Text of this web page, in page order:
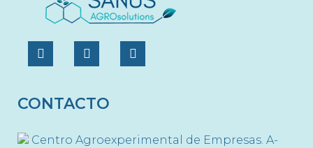
CONTACTO
Centro Agroexperimental de Empresas. A-